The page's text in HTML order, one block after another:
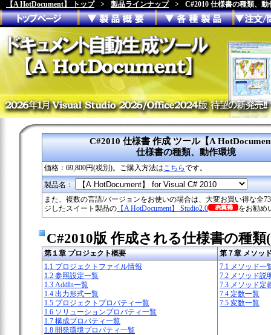
【A HotDocument】 トップ > 製品ラインナップ > C#2010 仕様書の種類、動
C#2010 仕様書 作成 ツール【A
仕様書の種類、動作環境
価格： 69,800円(税別)。ご購入方法はこちらです。
製品名：
また、複数の言語/バージョンをお使いの場合は、大変お買い得な全
ジしたスイート製品の 【A HotDocument】 Studio2.0 をお勧め
C#2010版 作成される仕様書の種類
第１章 プロジェクト概要
第７章 メソッ
1.1 プロジェクトファイル情報
1.2 参照設定一覧
1.3 AddIn一覧
1.4 出力形式一覧
1.5 プロジェクトプロパティ一覧
1.6 ソリューションプロパティ一覧
1.7 構成プロパティ一覧
1.8 開発環境プロパティ一覧
7.1 メソッド一
7.2 メソッド説
7.3 メソッド定
7.4 定数一覧
7.5 変数一覧